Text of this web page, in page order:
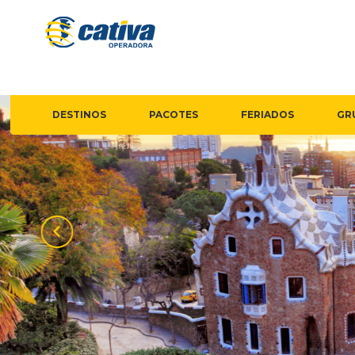
DESTINOS PACOTES FERIADOS